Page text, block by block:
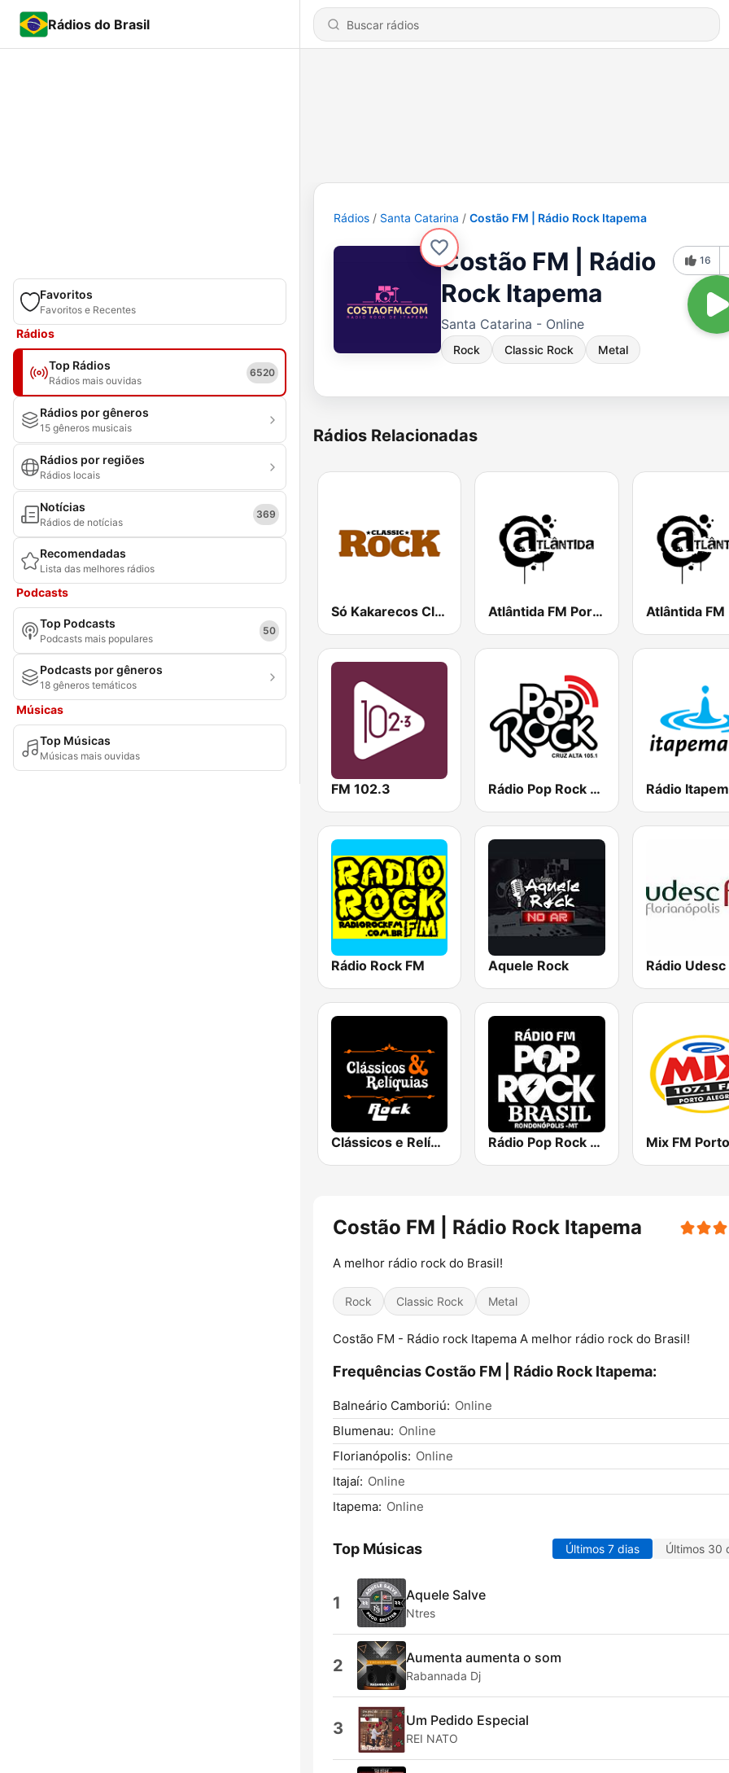
Rádios do Brasil
Favoritos
Favoritos e Recentes
Rádios
Top Rádios
Rádios mais ouvidas
6520
Rádios por gêneros
15 gêneros musicais
Rádios por regiões
Rádios locais
Notícias
Rádios de notícias
369
Recomendadas
Lista das melhores rádios
Podcasts
Top Podcasts
Podcasts mais populares
50
Podcasts por gêneros
18 gêneros temáticos
Músicas
Top Músicas
Músicas mais ouvidas
Rádios Santa Catarina Costão FM | Rádio Rock Itapema
Costão FM | Rádio
Rock Itapema
Santa Catarina - Online
Rock Classic Rock Metal
16
Rádios Relacionadas
Só Kakarecos Classic Rock Atlântida FM Porto Alegre
FM 102.3 Rádio Pop Rock FM
Rádio Rock FM Aquele Rock
Clássicos e Relíquias Rock Rádio Pop Rock Brasil
Costão FM | Rádio Rock Itapema
A melhor rádio rock do Brasil!
Rock Classic Rock Metal
Costão FM - Rádio rock Itapema A melhor rádio rock do Brasil!
Frequências Costão FM | Rádio Rock Itapema:
Balneário Camboriú: Online
Blumenau: Online
Florianópolis: Online
Itajaí: Online
Itapema: Online
Top Músicas Últimos 7 dias Últimos 30
1 Aquele Salve
Ntres
2 Aumenta aumenta o som
Rabannada Dj
3 Um Pedido Especial
REI NATO